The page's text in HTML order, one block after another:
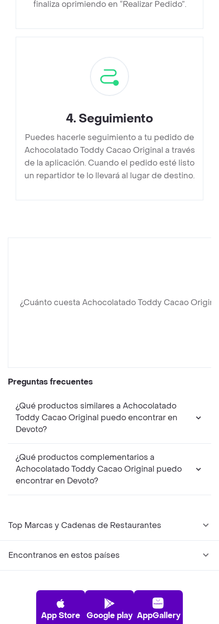
finaliza oprimiendo en “Realizar Pedido”.
4. Seguimiento
Puedes hacerle seguimiento a tu pedido de
Achocolatado Toddy Cacao Original a través
de la aplicación. Cuando el pedido esté listo
un repartidor te lo llevará al lugar de destino.
¿Cuánto cuesta Achocolatado Toddy Cacao
Preguntas frecuentes
¿Qué productos similares a Achocolatado
Toddy Cacao Original puedo encontrar en
Devoto?
¿Qué productos complementarios a
Achocolatado Toddy Cacao Original puedo
encontrar en Devoto?
Top Marcas y Cadenas de Restaurantes
Encontranos en estos países
App Store Google play AppGallery